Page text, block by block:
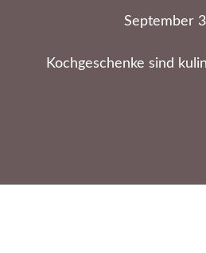
September
Kochgeschenke sind